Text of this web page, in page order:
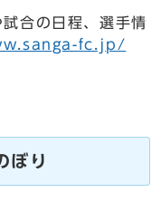
合の日程、選手情
fc.jp/
ぼり